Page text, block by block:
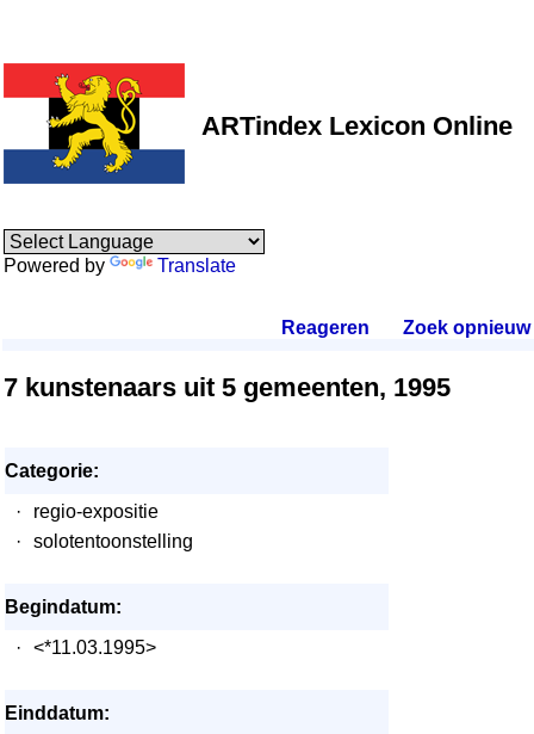
ARTindex Lexicon Online
Powered by Translate
Reageren Zoek opnieuw.
7 kunstenaars uit 5 gemeenten, 1995
Categorie:
·
regio-expositie
·
solotentoonstelling
Begindatum:
·
<*11.03.1995>
Einddatum: